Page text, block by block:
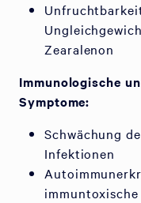
Zearalenon
Immunologische
Symptome:
Schwächung
Infektionen